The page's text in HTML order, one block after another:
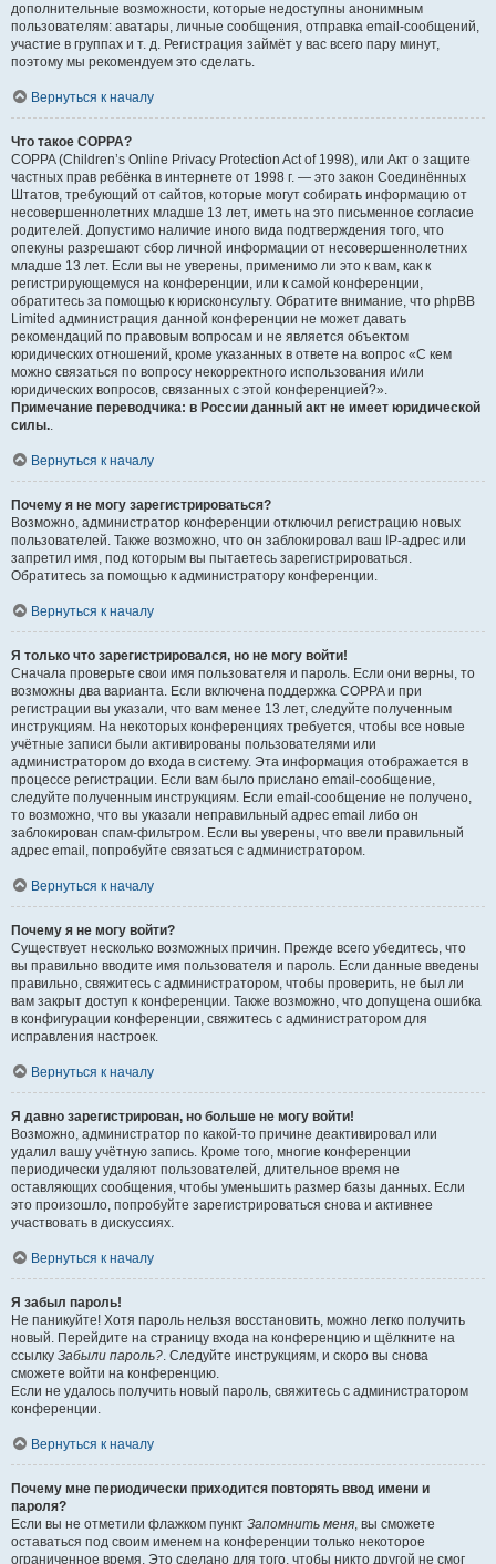
дополнительные возможности, которые недоступны анонимным
пользователям: аватары, личные сообщения, отправка email-сообщений,
участие в группах и т. д. Регистрация займёт у вас всего пару минут,
поэтому мы рекомендуем это сделать.
Вернуться к началу
Что такое COPPA?
COPPA (Children’s Online Privacy Protection Act of 1998), или Акт о защите
частных прав ребёнка в интернете от 1998 г. — это закон Соединённых
Штатов, требующий от сайтов, которые могут собирать информацию от
несовершеннолетних младше 13 лет, иметь на это письменное согласие
родителей. Допустимо наличие иного вида подтверждения того, что
опекуны разрешают сбор личной информации от несовершеннолетних
младше 13 лет. Если вы не уверены, применимо ли это к вам, как к
регистрирующемуся на конференции, или к самой конференции,
обратитесь за помощью к юрисконсульту. Обратите внимание, что phpBB
Limited администрация данной конференции не может давать
рекомендаций по правовым вопросам и не является объектом
юридических отношений, кроме указанных в ответе на вопрос «С кем
можно связаться по вопросу некорректного использования и/или
юридических вопросов, связанных с этой конференцией?».
Примечание переводчика: в России данный акт не имеет юридической
силы..
Вернуться к началу
Почему я не могу зарегистрироваться?
Возможно, администратор конференции отключил регистрацию новых
пользователей. Также возможно, что он заблокировал ваш IP-адрес или
запретил имя, под которым вы пытаетесь зарегистрироваться.
Обратитесь за помощью к администратору конференции.
Вернуться к началу
Я только что зарегистрировался, но не могу войти!
Сначала проверьте свои имя пользователя и пароль. Если они верны, то
возможны два варианта. Если включена поддержка COPPA и при
регистрации вы указали, что вам менее 13 лет, следуйте полученным
инструкциям. На некоторых конференциях требуется, чтобы все новые
учётные записи были активированы пользователями или
администратором до входа в систему. Эта информация отображается в
процессе регистрации. Если вам было прислано email-сообщение,
следуйте полученным инструкциям. Если email-сообщение не получено,
то возможно, что вы указали неправильный адрес email либо он
заблокирован спам-фильтром. Если вы уверены, что ввели правильный
адрес email, попробуйте связаться с администратором.
Вернуться к началу
Почему я не могу войти?
Существует несколько возможных причин. Прежде всего убедитесь, что
вы правильно вводите имя пользователя и пароль. Если данные введены
правильно, свяжитесь с администратором, чтобы проверить, не был ли
вам закрыт доступ к конференции. Также возможно, что допущена ошибка
в конфигурации конференции, свяжитесь с администратором для
исправления настроек.
Вернуться к началу
Я давно зарегистрирован, но больше не могу войти!
Возможно, администратор по какой-то причине деактивировал или
удалил вашу учётную запись. Кроме того, многие конференции
периодически удаляют пользователей, длительное время не
оставляющих сообщения, чтобы уменьшить размер базы данных. Если
это произошло, попробуйте зарегистрироваться снова и активнее
участвовать в дискуссиях.
Вернуться к началу
Я забыл пароль!
Не паникуйте! Хотя пароль нельзя восстановить, можно легко получить
новый. Перейдите на страницу входа на конференцию и щёлкните на
ссылку Забыли пароль?. Следуйте инструкциям, и скоро вы снова
сможете войти на конференцию.
Если не удалось получить новый пароль, свяжитесь с администратором
конференции.
Вернуться к началу
Почему мне периодически приходится повторять ввод имени и
пароля?
Если вы не отметили флажком пункт Запомнить меня, вы сможете
оставаться под своим именем на конференции только некоторое
ограниченное время. Это сделано для того, чтобы никто другой не смог